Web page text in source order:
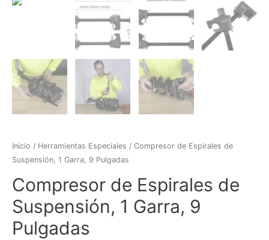
Inicio / Herramientas Especiales / Compresor de Espirales de
Suspensión, 1 Garra, 9 Pulgadas
Compresor de Espirales de
Suspensión, 1 Garra, 9
Pulgadas